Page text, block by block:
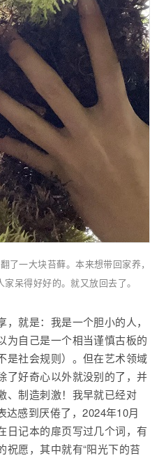
了一大块苔藓。本来想带回家养，
呆得好好的。就又放回去了。
就是：我是一个胆小的人，
为自己是一个相当谨慎古板的
是社会规则）。但在艺术领域
了好奇心以外就没别的了，并
、制造刺激！我早就已经对
达感到厌倦了，2024年10月
日记本的扉页写过几个词，有
祝愿，其中就有“阳光下的苔